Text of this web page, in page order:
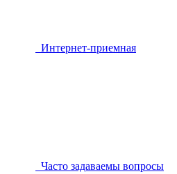
Интернет-приемная
Часто задаваемы вопросы